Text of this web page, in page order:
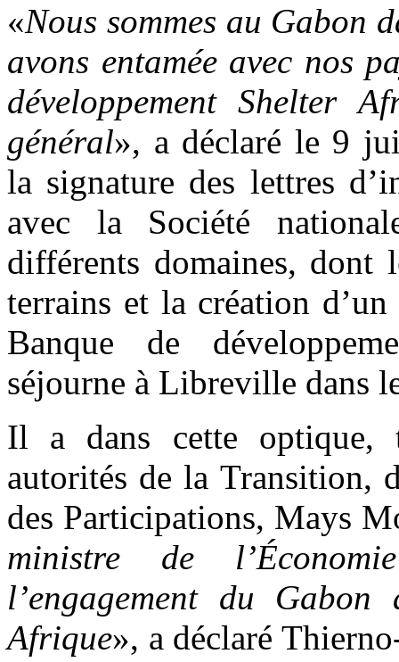
«Nous sommes au Gabon
avons entamée avec nos
développement Shelter
général», a déclaré le 9
la signature des lettres
avec la Société
différents domaines, dont
terrains et la création
Banque de
séjourne à Libreville dans
Il a dans cette optique,
autorités de la Transition,
des Participations, Mays
ministre de
l’engagement du
Afrique», a déclaré